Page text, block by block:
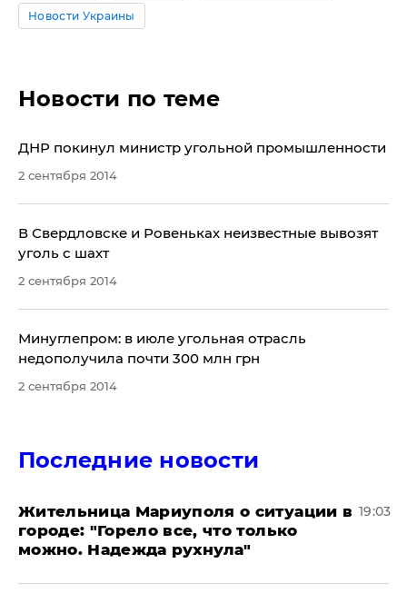
Новости Украины
Новости по теме
ДНР покинул министр угольной промышленности
2 сентября 2014
В Свердловске и Ровеньках неизвестные вывозят
уголь с шахт
2 сентября 2014
Минуглепром: в июле угольная отрасль
недополучила почти 300 млн грн
2 сентября 2014
Последние новости
Жительница Мариуполя о ситуации в
городе: "Горело все, что только
можно. Надежда рухнула"
19:03